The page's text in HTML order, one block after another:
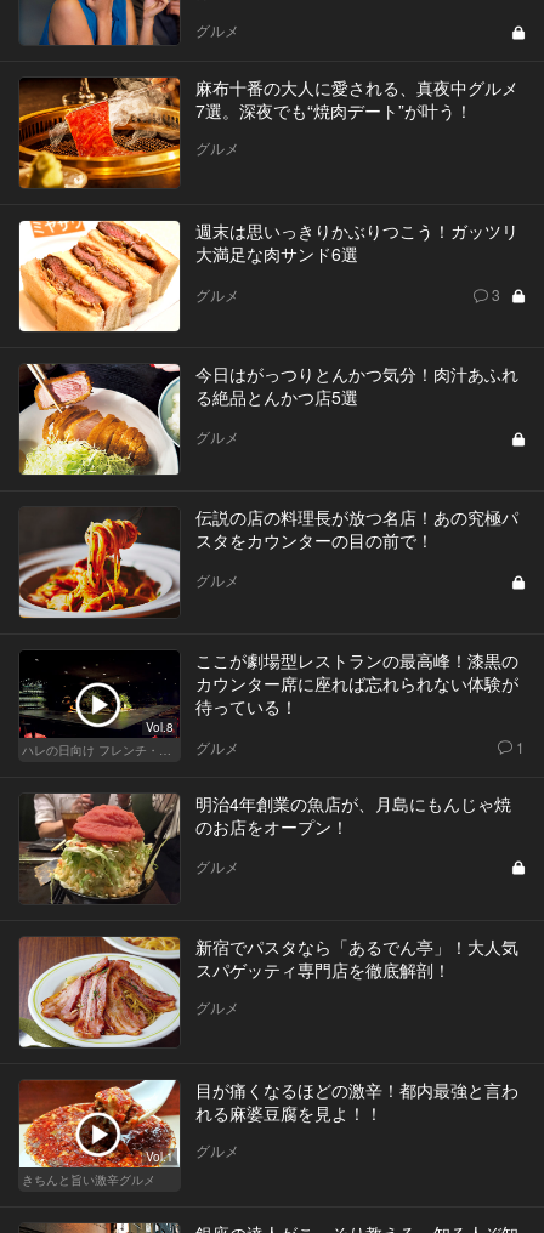
グルメ
麻布十番の大人に愛される、真夜中グルメ
7選。深夜でも“焼肉デート”が叶う！
グルメ
週末は思いっきりかぶりつこう！ガッツリ
大満足な肉サンド6選
グルメ 3
今日はがっつりとんかつ気分！肉汁あふれ
る絶品とんかつ店5選
グルメ
伝説の店の料理長が放つ名店！あの究極パ
スタをカウンターの目の前で！
グルメ
Vol.8
ハレの日向け フレンチ・高級店
ここが劇場型レストランの最高峰！漆黒の
カウンター席に座れば忘れられない体験が
待っている！
グルメ 1
明治4年創業の魚店が、月島にもんじゃ焼
のお店をオープン！
グルメ
新宿でパスタなら「あるでん亭」！大人気
スパゲッティ専門店を徹底解剖！
グルメ
Vol.1
きちんと旨い激辛グルメ
目が痛くなるほどの激辛！都内最強と言わ
れる麻婆豆腐を見よ！！
グルメ